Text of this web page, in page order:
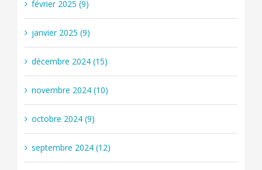
février 2025 (9)
janvier 2025 (9)
décembre 2024 (15)
novembre 2024 (10)
octobre 2024 (9)
septembre 2024 (12)